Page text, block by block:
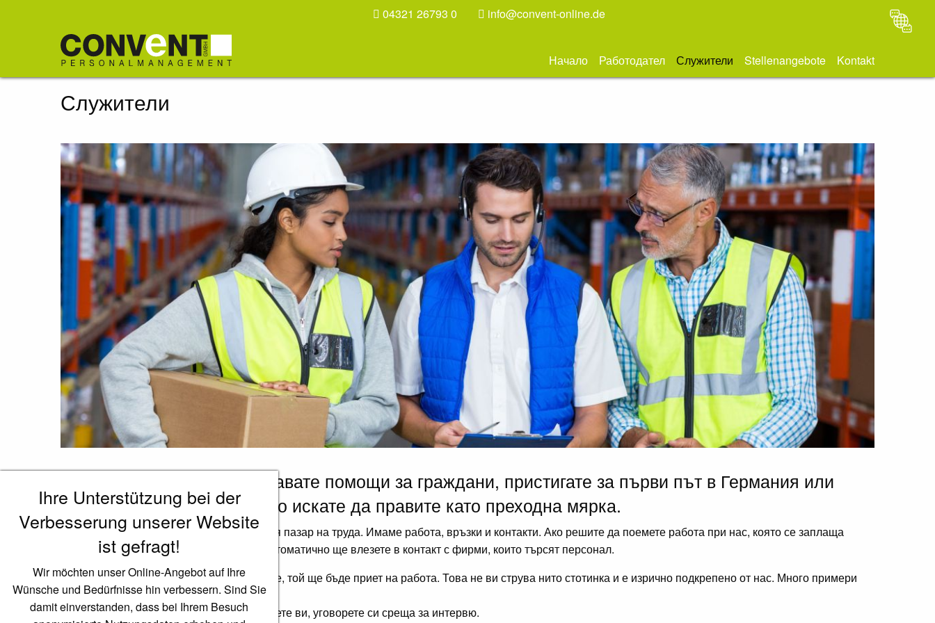
Ihre Unterstützung bei der
Verbesserung unserer Website
ist gefragt!
Wir möchten unser Online-Angebot auf Ihre
Wünsche und Bedürfnisse hin verbessern. Sind Sie
damit einverstanden, dass bei Ihrem Besuch
04321 26793 0 info@convent-online.de
Начало Работодател Служители Stellenangebote Kontakt
Служители
Ако сте безработен, получавате помощи за граждани, пристигате за първи път в Германия или
просто още не знаете какво искате да правите като преходна мярка.
днес е трудно да се навлезе на първичния пазар на труда. Имаме работа, връзки и контакти. Ако решите да поемете работа при нас, която се заплаща
съгласно колективния трудов договор, автоматично ще влезете в контакт с фирми, които търсят персонал.
Често, ако служителят се представя добре, той ще бъде приет на работа. Това не ви струва нито стотинка и е изрично подкрепено от нас. Много примери
доказват това.
Ако искате да разберете какви са шансовете ви, уговорете си среща за интервю.